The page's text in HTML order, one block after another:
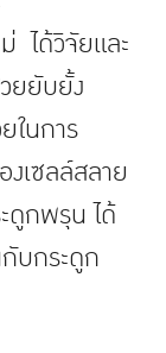
ได้วิจัยและ
ยยับยั้ง
ในการ
เซลล์สลาย
ดูกพรุน ได้
กับกระดูก